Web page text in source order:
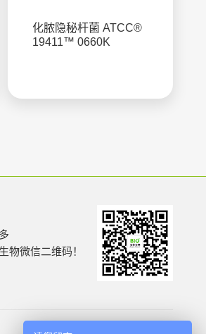
化脓隐秘杆菌 ATCC®
19411™ 0660K
物微信二维码！